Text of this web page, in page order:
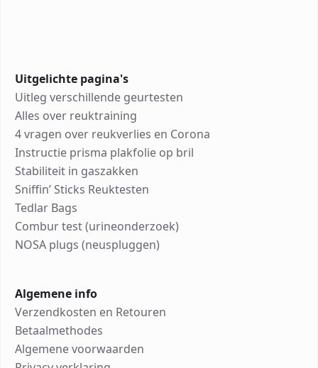
Uitgelichte pagina's
Uitleg verschillende geurtesten
Alles over reuktraining
4 vragen over reukverlies en Corona
Instructie prisma plakfolie op bril
Stabiliteit in gaszakken
Sniffin’ Sticks Reuktesten
Tedlar Bags
Combur test (urineonderzoek)
NOSA plugs (neuspluggen)
Algemene info
Verzendkosten en Retouren
Betaalmethodes
Algemene voorwaarden